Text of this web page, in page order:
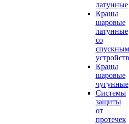
латунные
Краны
шаровые
латунные
со
спускным
Краны
шаровые
чугунные
Системы
защиты
от
протечек